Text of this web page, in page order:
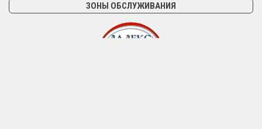
ЗОНЫ ОБСЛУЖИВАНИЯ